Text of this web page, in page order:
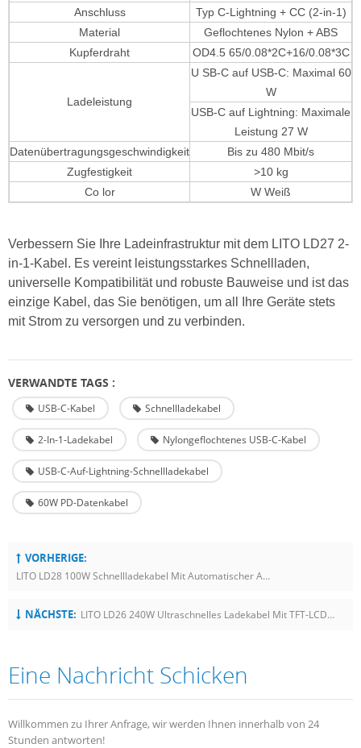
Anschluss
Typ C-Lightning + CC (2-in-1)
Material
Geflochtenes Nylon + ABS
Kupferdraht
OD4.5 65/0.08*2C+16/0.08*3C
Ladeleistung
U SB-C auf USB-C: Maximal 60
W
USB-C auf Lightning: Maximale
Leistung 27 W
Datenübertragungsgeschwindigkeit
Bis zu 480 Mbit/s
Zugfestigkeit
>10 kg
Co lor W Weiß
Verbessern Sie Ihre Ladeinfrastruktur mit dem LITO LD27 2-
in-1-Kabel. Es vereint leistungsstarkes Schnellladen,
universelle Kompatibilität und robuste Bauweise und ist das
einzige Kabel, das Sie benötigen, um all Ihre Geräte stets
mit Strom zu versorgen und zu verbinden.
VERWANDTE TAGS :
USB-C-Kabel Schnellladekabel
2-In-1-Ladekabel Nylongeflochtenes USB-C-Kabel
USB-C-Auf-Lightning-Schnellladekabel
60W PD-Datenkabel
VORHERIGE:
LITO LD28 100W Schnellladekabel Mit Automatischer Abschaltung
NÄCHSTE: LITO LD26 240W Ultraschnelles Ladekabel Mit TFT-LCD-Farbbildschirm
Eine Nachricht Schicken
Willkommen zu Ihrer Anfrage, wir werden Ihnen innerhalb von 24
Stunden antworten!